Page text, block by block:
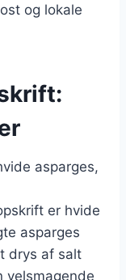
og lokale
asparges,
er hvide
asparges
drys af salt
velsmagende